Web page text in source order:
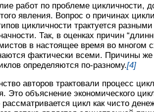
работ по проблеме цикличности,
явления. Вопрос о причинах
цикличности трактуется
Так, в оценках причин
в настоящее время во многом
фактически всеми. Причины же
определяются по-разному.[4]
авторов трактовали процесс
Это объяснение экономического
рассматривается цикл как чисто